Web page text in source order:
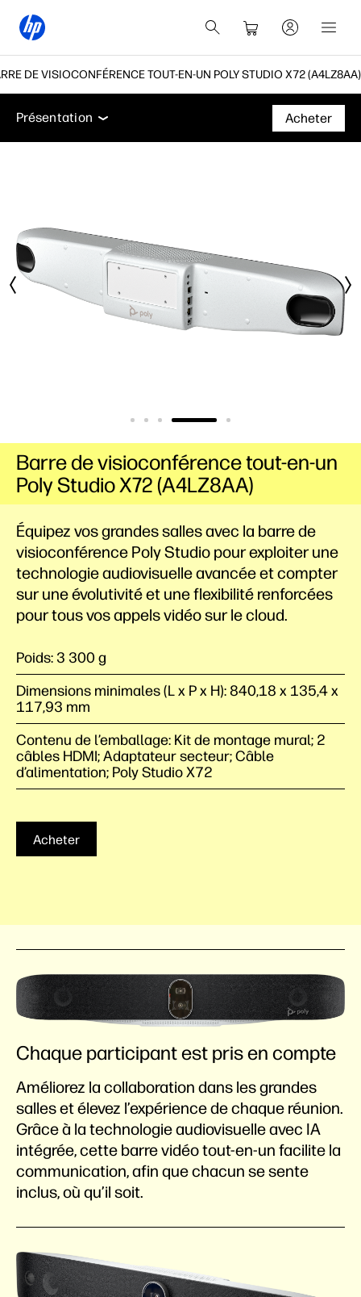
DE VISIOCONFÉRENCE TOUT-EN-UN POLY STUDIO X72 (A4LZ8AA)
Présentation Caractéristiques
Assistance
Présentation
Acheter
Équipez vos grandes salles avec la barre de
visioconférence Poly Studio pour exploiter une
technologie audiovisuelle avancée et compter
sur une évolutivité et une flexibilité renforcées
pour tous vos appels vidéo sur le cloud.
Poids: 3 300 g
Dimensions minimales (L x P x H): 840,18 x 135,4 x
117,93 mm
Contenu de l’emballage: Kit de montage mural; 2
câbles HDMI; Adaptateur secteur; Câble
d’alimentation; Poly Studio X72
Acheter
Barre de visioconférence tout-en-un
Poly Studio X72 (A4LZ8AA)
Chaque participant est pris en compte
Améliorez la collaboration dans les grandes
salles et élevez l’expérience de chaque réunion.
Grâce à la technologie audiovisuelle avec IA
intégrée, cette barre vidéo tout-en-un facilite la
communication, afin que chacun se sente
inclus, où qu’il soit.